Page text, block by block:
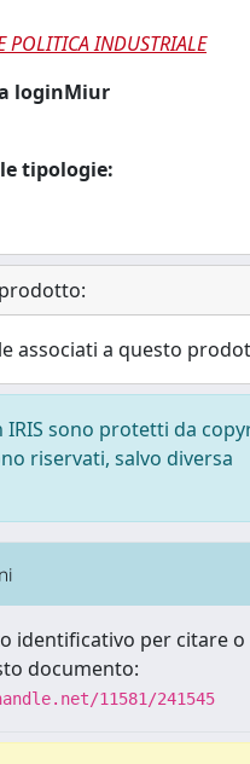
POLITICA INDUSTRIALE
loginMiur
tipologie:
associati a questo
IRIS sono protetti da
riservati, salvo diversa
identificativo per citare
documento:
11581/241545